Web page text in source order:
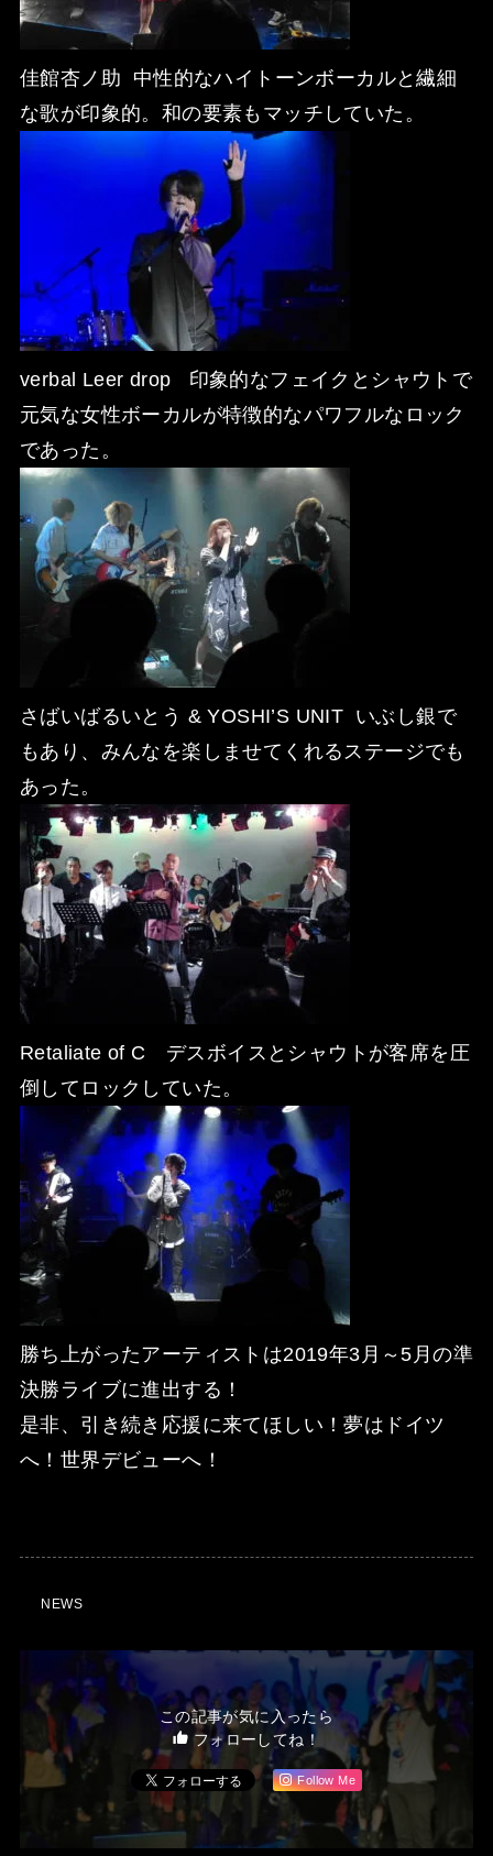
佳館杏ノ助 中性的なハイトーンボーカルと繊細
な歌が印象的。和の要素もマッチしていた。
verbal Leer drop 印象的なフェイクとシャウトで
元気な女性ボーカルが特徴的なパワフルなロック
であった。
さばいばるいとう & YOSHI’S UNIT いぶし銀で
もあり、みんなを楽しませてくれるステージでも
あった。
Retaliate of C デスボイスとシャウトが客席を圧
倒してロックしていた。
勝ち上がったアーティストは2019年3月～5月の準
決勝ライブに進出する！
是非、引き続き応援に来てほしい！夢はドイツ
へ！世界デビューへ！
NEWS
この記事が気に入ったら
フォローしてね！
Follow Me